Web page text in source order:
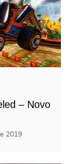
– Novo
2019